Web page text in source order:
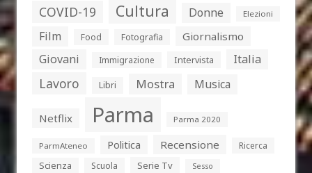
COVID-19 Cultura Donne Elezioni
Film Food Fotografia Giornalismo
Giovani Immigrazione Intervista Italia
Lavoro Libri Mostra Musica
Netflix Parma Parma 2020
ParmAteneo Politica Recensione
Ricerca
Scienza
Scuola Serie Tv Sesso